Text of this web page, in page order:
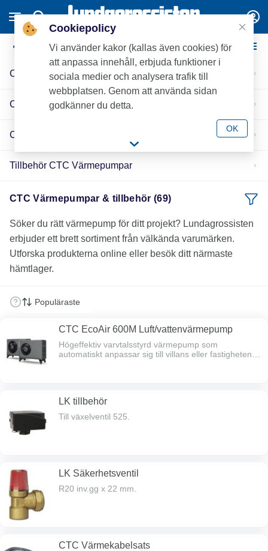
CTC Värmepumpar & tillbehör
CTC Luft-/vattenvärmepumpar
CTC Inomhusmoduler
CTC Markvärmepumpar
Tillbehör CTC Värmepumpar
CTC Värmepumpar & tillbehör (69)
Söker du rätt värmepump för ditt projekt? Lundagrossisten
erbjuder ett brett sortiment från välkända varumärken.
Utforska produkterna online eller besök ditt närmaste
hämtlager.
CTC EcoAir 600M Luft/vattenvärmepump
Högeffektiv varvtalsstyrd värmepump som
automatiskt anpassar sig till villans eller fastighetens
varmvatten. Kompatibel med EcoZenith i255, i360,
EcoLogic samt EcoZenith i550Pro. * W35°C A +7°C
min rps / A -7°C max rps (EN14511)
LK tillbehör
Till växelventil 525.
LK Säkerhetsventil
R20 inv.gg x 22 mm.
CTC Värmekabelsats
Cookiepolicy
Vi använder kakor (kallas även cookies) för
att anpassa innehåll, erbjuda funktioner i
sociala medier och analysera trafik till
webbplatsen. Genom att använda sidan
godkänner du detta.
OK